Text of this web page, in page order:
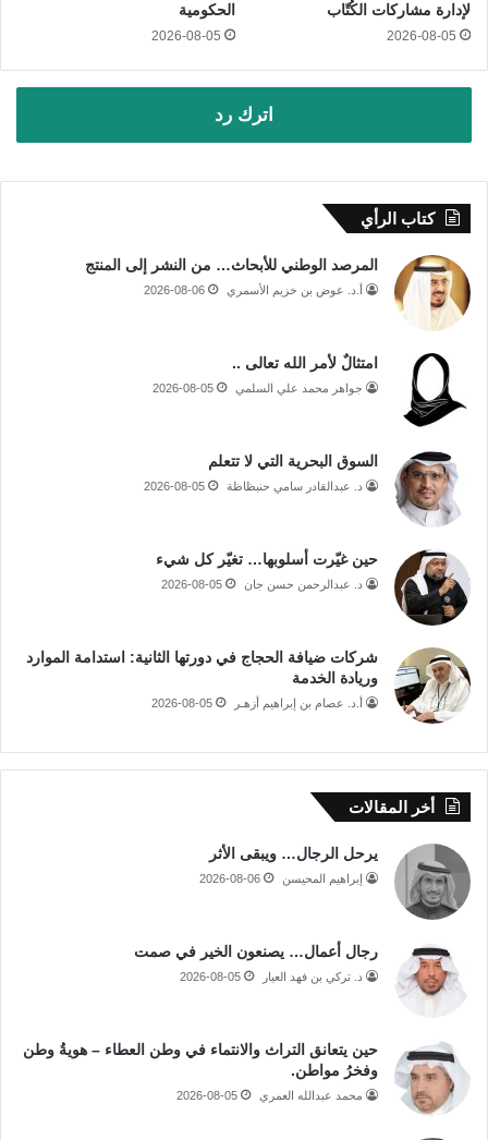
لإدارة مشاركات الكُتّاب
2026-08-05
الحكومية
2026-08-05
اترك رد
كتاب الرأي
المرصد الوطني للأبحاث… من النشر إلى المنتج
أ.د. عوض بن خزيم الأسمري 2026-08-06
امتثالٌ لأمر الله تعالى ..
جواهر محمد علي السلمي 2026-08-05
السوق البحرية التي لا تتعلم
د. عبدالقادر سامي حنبظاظة 2026-08-05
حين غيّرت أسلوبها… تغيّر كل شيء
د. عبدالرحمن حسن جان 2026-08-05
شركات ضيافة الحجاج في دورتها الثانية: استدامة الموارد
وريادة الخدمة
أ.د. عصام بن إبراهيم أزهـر 2026-08-05
أخر المقالات
يرحل الرجال… ويبقى الأثر
إبراهيم المحيسن 2026-08-06
رجال أعمال… يصنعون الخير في صمت
د. تركي بن فهد العيار 2026-08-05
حين يتعانق التراث والانتماء في وطن العطاء – هويةُ وطن
وفخرُ مواطن.
محمد عبدالله العمري 2026-08-05